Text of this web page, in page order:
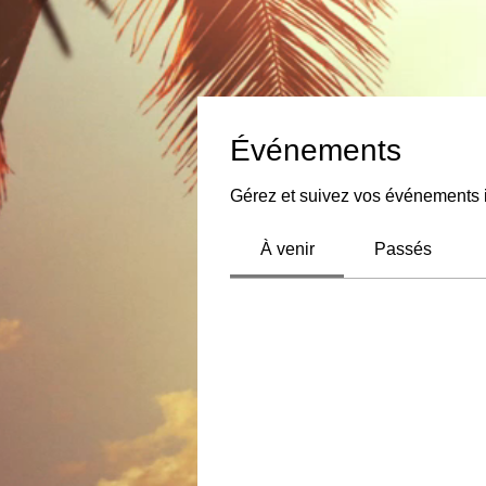
Événements
Gérez et suivez vos événements
À venir Passés